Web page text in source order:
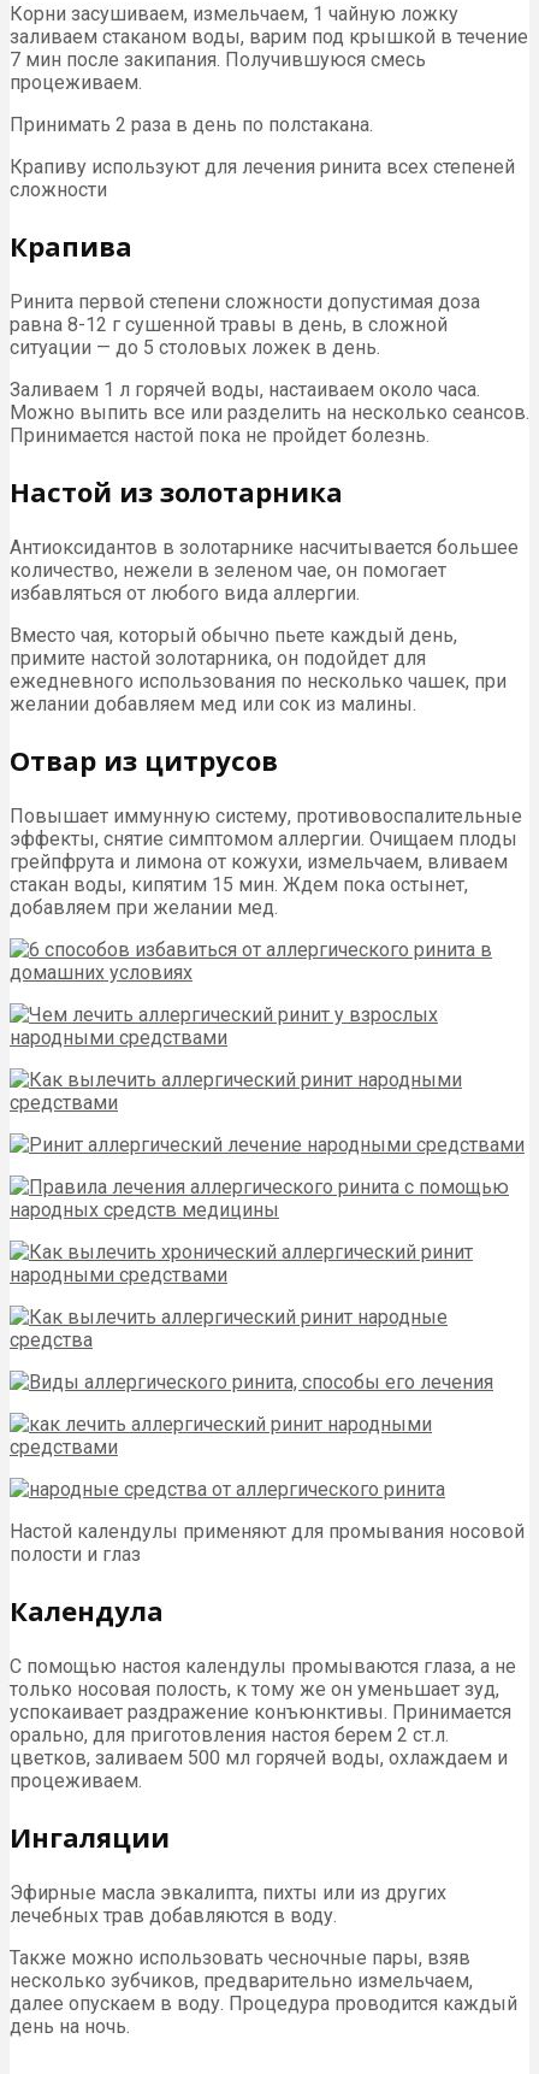
Корни засушиваем, измельчаем, 1 чайную ложку
заливаем стаканом воды, варим под крышкой в течение
7 мин после закипания. Получившуюся смесь
процеживаем.
Принимать 2 раза в день по полстакана.
Крапиву используют для лечения ринита всех степеней
сложности
Крапива
Ринита первой степени сложности допустимая доза
равна 8-12 г сушенной травы в день, в сложной
ситуации — до 5 столовых ложек в день.
Заливаем 1 л горячей воды, настаиваем около часа.
Можно выпить все или разделить на несколько сеансов.
Принимается настой пока не пройдет болезнь.
Настой из золотарника
Антиоксидантов в золотарнике насчитывается большее
количество, нежели в зеленом чае, он помогает
избавляться от любого вида аллергии.
Вместо чая, который обычно пьете каждый день,
примите настой золотарника, он подойдет для
ежедневного использования по несколько чашек, при
желании добавляем мед или сок из малины.
Отвар из цитрусов
Повышает иммунную систему, противовоспалительные
эффекты, снятие симптомом аллергии. Очищаем плоды
грейпфрута и лимона от кожухи, измельчаем, вливаем
стакан воды, кипятим 15 мин. Ждем пока остынет,
добавляем при желании мед.
Настой календулы применяют для промывания носовой
полости и глаз
Календула
С помощью настоя календулы промываются глаза, а не
только носовая полость, к тому же он уменьшает зуд,
успокаивает раздражение конъюнктивы. Принимается
орально, для приготовления настоя берем 2 ст.л.
цветков, заливаем 500 мл горячей воды, охлаждаем и
процеживаем.
Ингаляции
Эфирные масла эвкалипта, пихты или из других
лечебных трав добавляются в воду.
Также можно использовать чесночные пары, взяв
несколько зубчиков, предварительно измельчаем,
далее опускаем в воду. Процедура проводится каждый
день на ночь.